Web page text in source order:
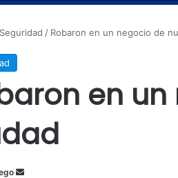
Seguridad / Robaron en un negocio de
en
Send